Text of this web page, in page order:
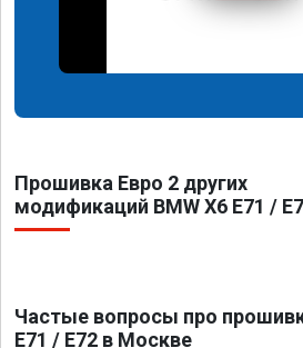
Прошивка Евро 2 других
модификаций BMW X6 E71 /
Частые вопросы про
E71 / E72 в Москве